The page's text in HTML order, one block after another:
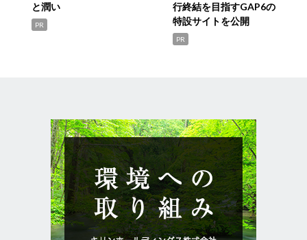
と潤い
PR
行終結を目指すGAP6の
特設サイトを公開
PR